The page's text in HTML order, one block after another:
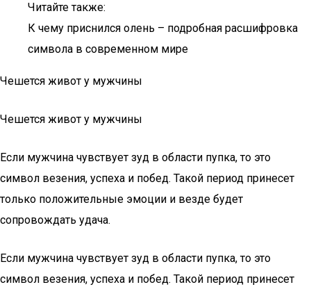
Читайте также:
К чему приснился олень – подробная расшифровка
символа в современном мире
Чешется живот у мужчины
Чешется живот у мужчины
Если мужчина чувствует зуд в области пупка, то это
символ везения, успеха и побед. Такой период принесет
только положительные эмоции и везде будет
сопровождать удача.
Если мужчина чувствует зуд в области пупка, то это
символ везения, успеха и побед. Такой период принесет